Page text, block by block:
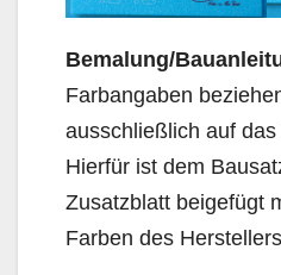
Bemalung/
Farbangaben
ausschließlich auf
Hierfür ist dem
Zusatzblatt beigefügt
Farben des